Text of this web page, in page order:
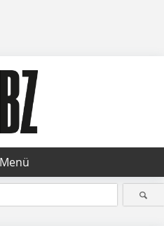
Menü